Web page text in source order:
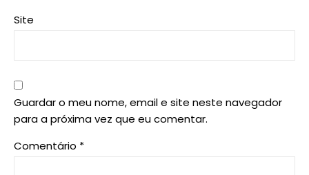
Site
Guardar o meu nome, email e site neste navegador
para a próxima vez que eu comentar.
Comentário *